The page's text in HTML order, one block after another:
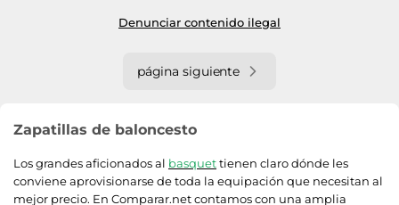
Denunciar contenido ilegal
página siguiente
Zapatillas de baloncesto
Los grandes aficionados al basquettienen claro dónde les
conviene aprovisionarse de toda la equipación que necesitan al
mejor precio. En Comparar.net contamos con una amplia